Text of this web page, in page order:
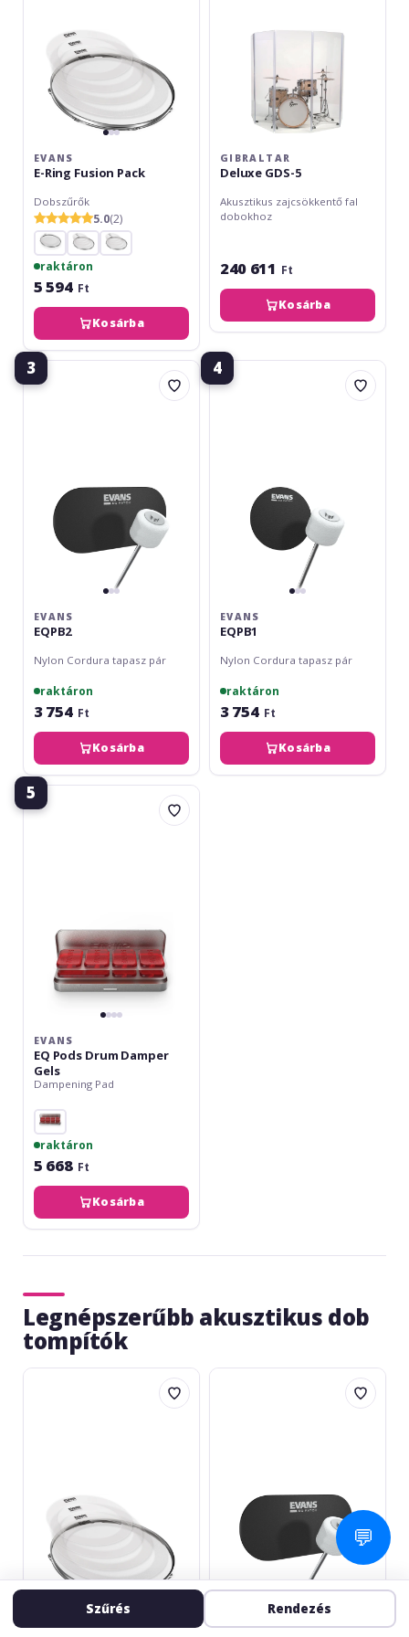
EVANS
E-Ring Fusion Pack
Dobszűrők
5.0(2)
raktáron
5 594 Ft
Kosárba
GIBRALTAR
Deluxe GDS-5
Akusztikus zajcsökkentő fal
dobokhoz
240 611 Ft
Kosárba
3
Evans
EQPB2
EVANS
EQPB2
Nylon Cordura tapasz pár
raktáron
3 754 Ft
Kosárba
4
Evans
EQPB1
EVANS
EQPB1
Nylon Cordura tapasz pár
raktáron
3 754 Ft
Kosárba
5
Evans
EQ
EVANS
EQ Pods Drum Damper
Gels
Dampening Pad
raktáron
5 668 Ft
Kosárba
Legnépszerűbb akusztikus dob
tompítók
Evans
Evans
EVANS
Szűrés Rendezés
💬